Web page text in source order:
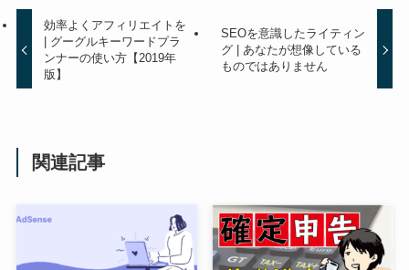
効率よくアフィリエイトを
| グーグルキーワードプラ
ンナーの使い方【2019年
版】
SEOを意識したライティン
グ | あなたが想像している
ものではありません
関連記事